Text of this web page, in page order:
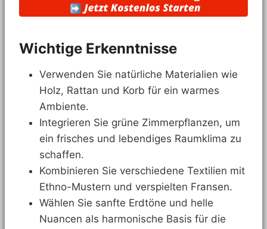
Wichtige Erkenntnisse
Verwenden Sie natürliche Materialien wie
Holz, Rattan und Korb für ein warmes
Ambiente.
Integrieren Sie grüne Zimmerpflanzen, um
ein frisches und lebendiges Raumklima zu
schaffen.
Kombinieren Sie verschiedene Textilien mit
Ethno-Mustern und verspielten Fransen.
Wählen Sie sanfte Erdtöne und helle
Nuancen als harmonische Basis für die